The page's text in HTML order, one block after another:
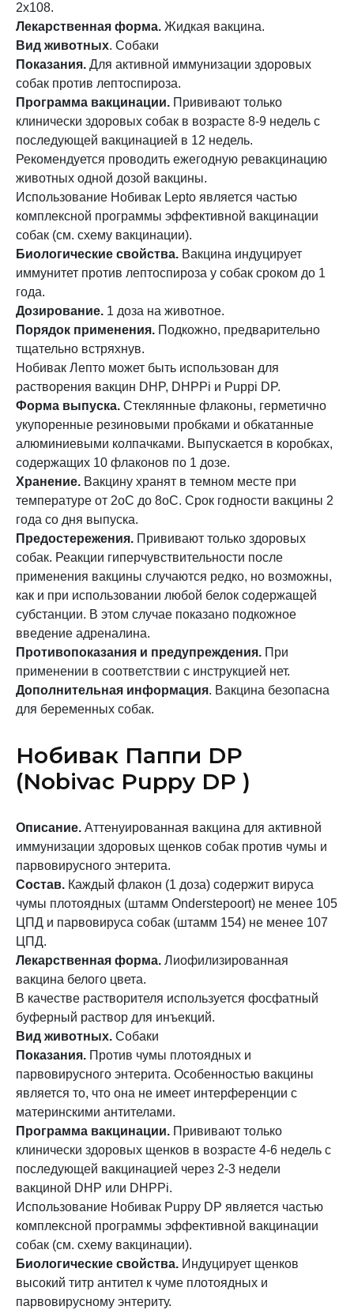
2х108.
Лекарственная форма. Жидкая вакцина.
Вид животных. Собаки
Показания. Для активной иммунизации здоровых
собак против лептоспироза.
Программа вакцинации. Прививают только
клинически здоровых собак в возрасте 8-9 недель с
последующей вакцинацией в 12 недель.
Рекомендуется проводить ежегодную ревакцинацию
животных одной дозой вакцины.
Использование Нобивак Lepto является частью
комплексной программы эффективной вакцинации
собак (см. схему вакцинации).
Биологические свойства. Вакцина индуцирует
иммунитет против лептоспироза у собак сроком до 1
года.
Дозирование. 1 доза на животное.
Порядок применения. Подкожно, предварительно
тщательно встряхнув.
Нобивак Лепто может быть использован для
растворения вакцин DHP, DHPPi и Puppi DP.
Форма выпуска. Стеклянные флаконы, герметично
укупоренные резиновыми пробками и обкатанные
алюминиевыми колпачками. Выпускается в коробках,
содержащих 10 флаконов по 1 дозе.
Хранение. Вакцину хранят в темном месте при
температуре от 2оС до 8оС. Срок годности вакцины 2
года со дня выпуска.
Предостережения. Прививают только здоровых
собак. Реакции гиперчувствительности после
применения вакцины случаются редко, но возможны,
как и при использовании любой белок содержащей
субстанции. В этом случае показано подкожное
введение адреналина.
Противопоказания и предупреждения. При
применении в соответствии с инструкцией нет.
Дополнительная информация. Вакцина безопасна
для беременных собак.
Нобивак Паппи DP
(Nobivac Puppy DP )
Описание. Аттенуированная вакцина для активной
иммунизации здоровых щенков собак против чумы и
парвовирусного энтерита.
Состав. Каждый флакон (1 доза) содержит вируса
чумы плотоядных (штамм Onderstepoort) не менее 105
ЦПД и парвовируса собак (штамм 154) не менее 107
ЦПД.
Лекарственная форма. Лиофилизированная
вакцина белого цвета.
В качестве растворителя используется фосфатный
буферный раствор для инъекций.
Вид животных. Собаки
Показания. Против чумы плотоядных и
парвовирусного энтерита. Особенностью вакцины
является то, что она не имеет интерференции с
материнскими антителами.
Программа вакцинации. Прививают только
клинически здоровых щенков в возрасте 4-6 недель с
последующей вакцинацией через 2-3 недели
вакциной DHP или DHPPi.
Использование Нобивак Puppy DP является частью
комплексной программы эффективной вакцинации
собак (см. схему вакцинации).
Биологические свойства. Индуцирует щенков
высокий титр антител к чуме плотоядных и
парвовирусному энтериту.